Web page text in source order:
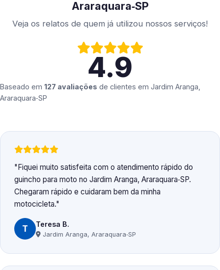
Araraquara‑SP
Veja os relatos de quem já utilizou nossos serviços!
4.9
Baseado em 127 avaliações de clientes em Jardim Aranga,
Araraquara‑SP
Fiquei muito satisfeita com o atendimento rápido do
guincho para moto no Jardim Aranga, Araraquara‑SP.
Chegaram rápido e cuidaram bem da minha
motocicleta.
T Teresa B.
Jardim Aranga, Araraquara‑SP